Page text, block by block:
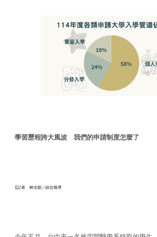
學習歷程誇大風波 我們的申請制度怎麼了
【記者 林佳穎／綜合報導